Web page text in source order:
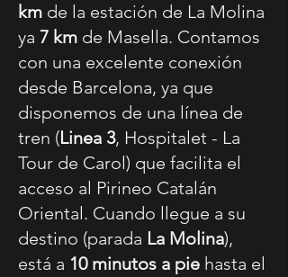
km de la estación de La Molina
ya 7 km de Masella. Contamos
con una excelente conexión
desde Barcelona, ya que
disponemos de una línea de
tren (Linea 3, Hospitalet - La
Tour de Carol) que facilita el
acceso al Pirineo Catalán
Oriental. Cuando llegue a su
destino (parada La Molina),
está a 10 minutos a pie hasta el